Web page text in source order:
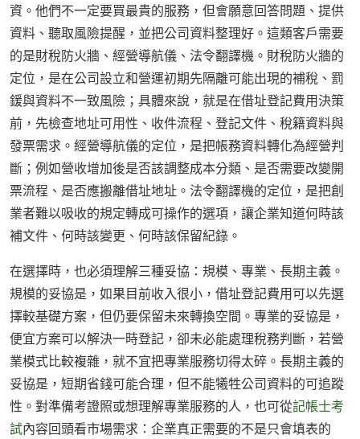
資。他們不一定要買最貴的服務，但會願意回答問題、提供
資料、聽取風險提醒，並把公司資料整理好。這類客戶需要
的是財稅防火牆、經營導航儀、法令翻譯機。財稅防火牆的
定位，是在公司設立和營運初期先隔離可能出現的補稅、罰
鍰與資料不一致風險；具體來說，就是在借址登記費用決策
前，先檢查地址可用性、收件流程、登記文件、稅籍資料與
發票需求。經營導航儀的定位，是把帳務資料轉化為經營判
斷；例如營收增加後是否該調整成本分類、是否需要改變開
票流程、是否應搬離借址地址。法令翻譯機的定位，是把創
業者難以吸收的規定轉成可操作的選項，讓企業知道何時該
補文件、何時該變更、何時該保留紀錄。
在選擇時，也必須理解三種妥協：規模、專業、長期主義。
規模的妥協是，如果目前收入很小，借址登記費用可以先選
擇較基礎方案，但仍要保留未來轉換空間。專業的妥協是，
便宜方案可以解決一時登記，卻未必能處理稅務判斷，若營
業模式比較複雜，就不宜把專業服務切得太碎。長期主義的
妥協是，短期省錢可能合理，但不能犧牲公司資料的可追蹤
性。對準備考證照或想理解專業服務的人，也可從記帳士考
試內容回頭看市場需求：企業真正需要的不是只會填表的